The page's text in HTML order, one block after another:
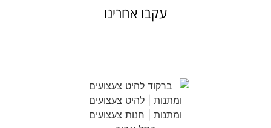
עקבו אחרינו